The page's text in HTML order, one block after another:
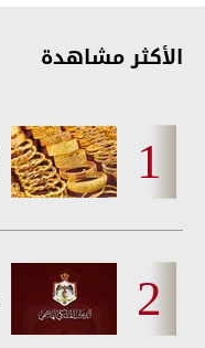
الأكثر مشاهدة